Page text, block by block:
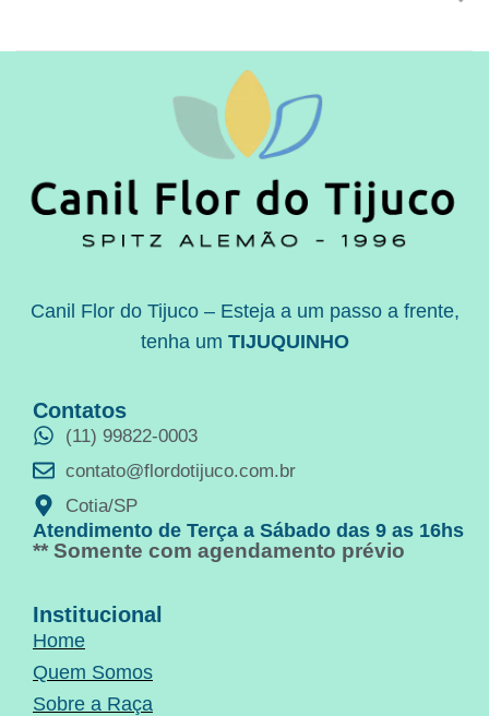
Canil Flor do Tijuco – Esteja a um passo a frente,
tenha um TIJUQUINHO
Contatos
(11) 99822-0003
contato@flordotijuco.com.br
Cotia/SP
Atendimento de Terça a Sábado das 9 as 16hs
** Somente com agendamento prévio
Institucional
Home
Quem Somos
Sobre a Raça